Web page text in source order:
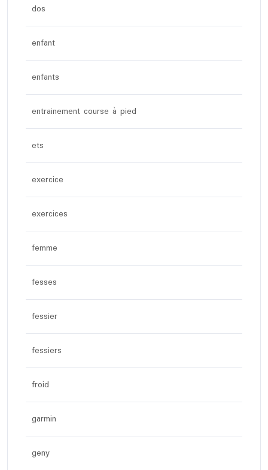
dos
enfant
enfants
entrainement course à pied
ets
exercice
exercices
femme
fesses
fessier
fessiers
froid
garmin
geny